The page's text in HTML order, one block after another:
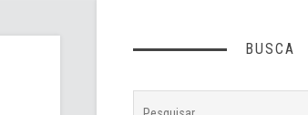
BUSCA